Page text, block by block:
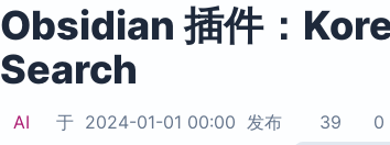
Obsidian 插件：
Search
AI 于 2024-01-01 00:00 发布 39 0